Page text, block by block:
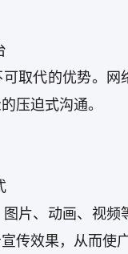
取代的优势。
压迫式沟通。
片、动画、视
传效果，从而使